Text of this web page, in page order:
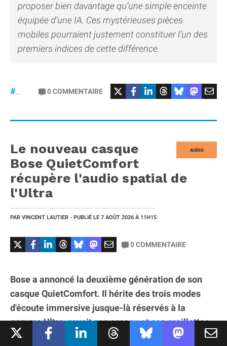
proposer bien davantage qu’une simple enceinte
équipée d’une IA. Ces mystérieuses pièces
mobiles pourraient justement constituer l’un des
premiers indices de cette différence.
#JonyIve #OpenAI
0COMMENTAIRE
AUDIO
Le nouveau casque
Bose QuietComfort
récupère l'audio spatial de
l'Ultra
PAR VINCENT LAUTIER - PUBLIÉ LE 7 AOÛT 2026 À 11H15
0COMMENTAIRE
Bose a annoncé la deuxième génération de son
casque QuietComfort. Il hérite des trois modes
d'écoute immersive jusque-là réservés à la
gamme Ultra, revoit son arceau et ses oreillettes,
et gagne la lecture sans perte en USB-C. La